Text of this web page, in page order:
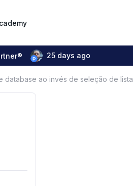
25 days ago
database ao invés de seleção de lista